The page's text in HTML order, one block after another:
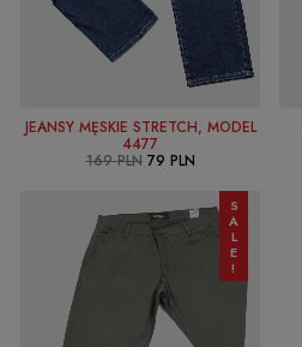
SELECT OPTIONS
JEANSY MĘSKIE STRETCH, MODEL
4477
169PLN 79 PLN
SALE!